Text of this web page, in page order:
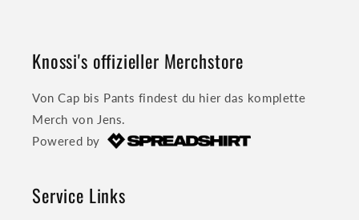
Knossi's offizieller Merchstore
Von Cap bis Pants findest du hier das komplette
Merch von Jens.
Powered by
Service Links